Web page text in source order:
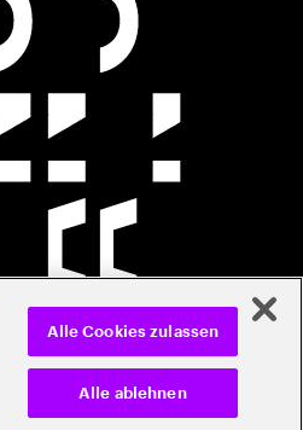
Alle ablehnen
Alle Cookies zulassen